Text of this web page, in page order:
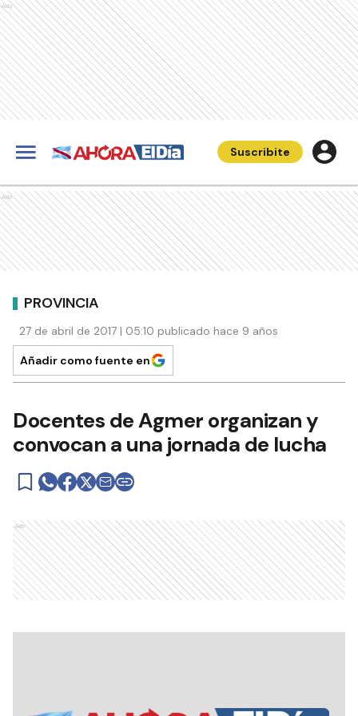
Ads
Suscribite
Ads
PROVINCIA
27 de abril de 2017 | 05:10 publicado hace 9 años
Añadir como fuente en
Docentes de Agmer organizan y
convocan a una jornada de lucha
Ads